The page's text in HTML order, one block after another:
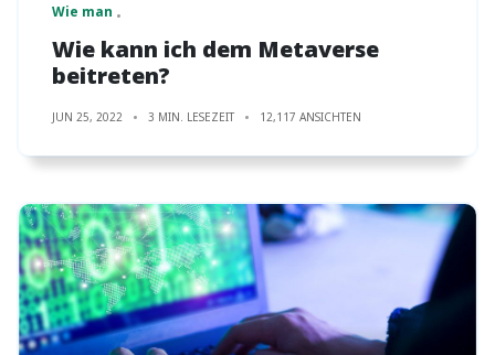
Wie man
Wie kann ich dem Metaverse
beitreten?
JUN 25, 2022 3 MIN. LESEZEIT 12,117 ANSICHTEN